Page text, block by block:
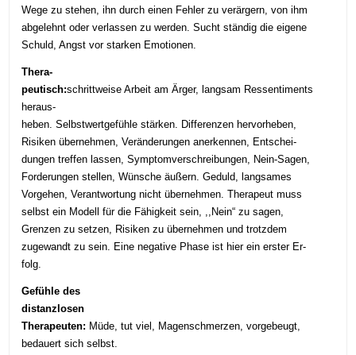
Wege zu stehen, ihn durch einen Fehler zu verärgern, von ihm
abgelehnt oder verlassen zu werden. Sucht ständig die eigene
Schuld, Angst vor starken Emotionen.
Thera-
peutisch:schrittweise Arbeit am Ärger, langsam Ressentiments
heraus-
heben. Selbstwertgefühle stärken. Differenzen hervorheben,
Risiken übernehmen, Veränderungen anerkennen, Entschei-
dungen treffen lassen, Symptomverschreibungen, Nein-Sagen,
Forderungen stellen, Wünsche äußern. Geduld, langsames
Vorgehen, Verantwortung nicht übernehmen. Therapeut muss
selbst ein Modell für die Fähigkeit sein, ,,Nein“ zu sagen,
Grenzen zu setzen, Risiken zu übernehmen und trotzdem
zugewandt zu sein. Eine negative Phase ist hier ein erster Er-
folg.
Gefühle des
distanzlosen
Therapeuten: Müde, tut viel, Magenschmerzen, vorgebeugt,
bedauert sich selbst.